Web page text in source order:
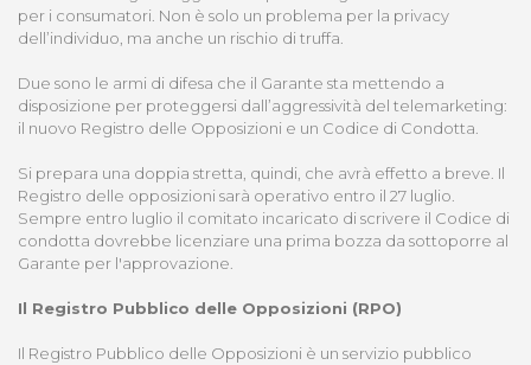
per i consumatori. Non è solo un problema per la privacy
dell’individuo, ma anche un rischio di truffa.
Due sono le armi di difesa che il Garante sta mettendo a
disposizione per proteggersi dall’aggressività del telemarketing:
il nuovo Registro delle Opposizioni e un Codice di Condotta.
Si prepara una doppia stretta, quindi, che avrà effetto a breve. Il
Registro delle opposizioni sarà operativo entro il 27 luglio.
Sempre entro luglio il comitato incaricato di scrivere il Codice di
condotta dovrebbe licenziare una prima bozza da sottoporre al
Garante per l'approvazione.
Il Registro Pubblico delle Opposizioni (RPO)
Il Registro Pubblico delle Opposizioni è un servizio pubblico